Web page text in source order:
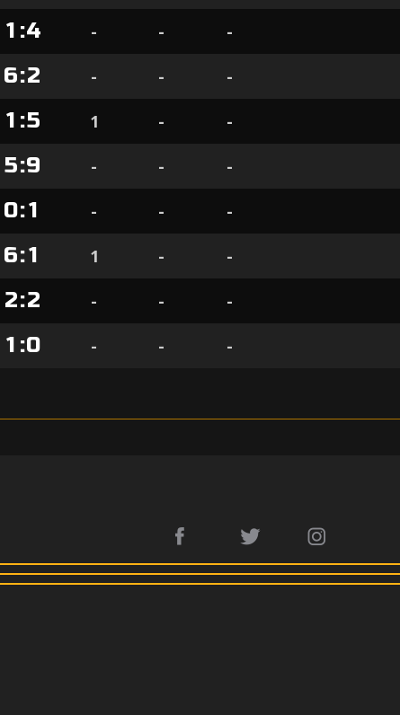
1 :4 - - -
6:2 - - -
1 :5 1 - -
5:9 - - -
0:1 - - -
6:1 1 - -
2:2 - - -
1 :0 - - -